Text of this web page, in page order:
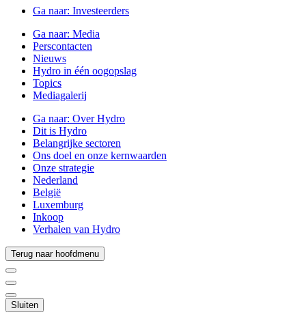
Ga naar: Investeerders
Ga naar: Media
Perscontacten
Nieuws
Hydro in één oogopslag
Topics
Mediagalerij
Ga naar: Over Hydro
Dit is Hydro
Belangrijke sectoren
Ons doel en onze kernwaarden
Onze strategie
Nederland
België
Luxemburg
Inkoop
Verhalen van Hydro
Terug naar hoofdmenu
Sluiten